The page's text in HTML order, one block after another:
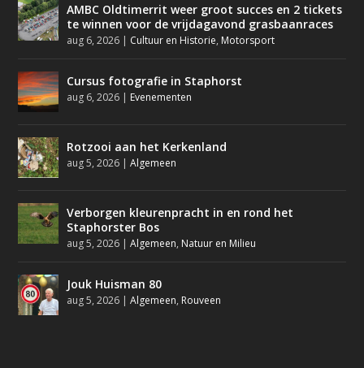
AMBC Oldtimerrit weer groot succes en 2 tickets
te winnen voor de vrijdagavond grasbaanraces
aug 6, 2026 | Cultuur en Historie, Motorsport
Cursus fotografie in Staphorst
aug 6, 2026 | Evenementen
Rotzooi aan het Kerkenland
aug 5, 2026 |Algemeen
Verborgen kleurenpracht in en rond het
Staphorster Bos
aug 5, 2026 |Algemeen, Natuur en Milieu
Jouk Huisman 80
aug 5, 2026 |Algemeen, Rouveen